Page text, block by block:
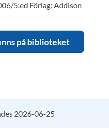
5:ed Förlag: Addison
på biblioteket
2026-06-25